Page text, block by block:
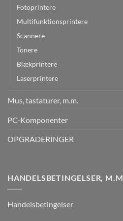
Fotoprintere
Multifunktionsprintere
Scannere
Tonere
Blækprintere
Laserprintere
Mus, tastaturer, m.m.
PC-Komponenter
OPGRADERINGER
HANDELSBETINGELSER, M.M.
Handelsbetingelser